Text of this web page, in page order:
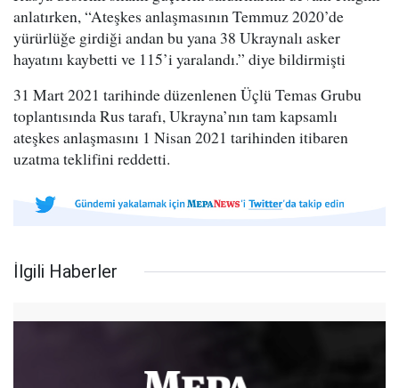
anlatırken, “Ateşkes anlaşmasının Temmuz 2020’de
yürürlüğe girdiği andan bu yana 38 Ukraynalı asker
hayatını kaybetti ve 115’i yaralandı.” diye bildirmişti
31 Mart 2021 tarihinde düzenlenen Üçlü Temas Grubu
toplantısında Rus tarafı, Ukrayna’nın tam kapsamlı
ateşkes anlaşmasını 1 Nisan 2021 tarihinden itibaren
uzatma teklifini reddetti.
İlgili Haberler